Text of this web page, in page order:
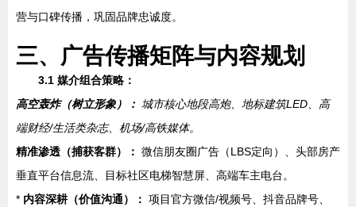
营与口碑传播，巩固品牌忠诚度。
三、广告传播矩阵与内容规划
3.1 媒介组合策略：
高空轰炸（树立形象）： 城市核心地段高炮、地标建筑LED、高
端财经/生活类杂志、机场/高铁媒体。
精准渗透（捕获客群）： 微信朋友圈广告（LBS定向）、头部房产
垂直平台信息流、目标社区电梯智慧屏、高端车主电台。
* 内容深耕（价值沟通）： 项目官方微信/视频号、抖音品牌号、